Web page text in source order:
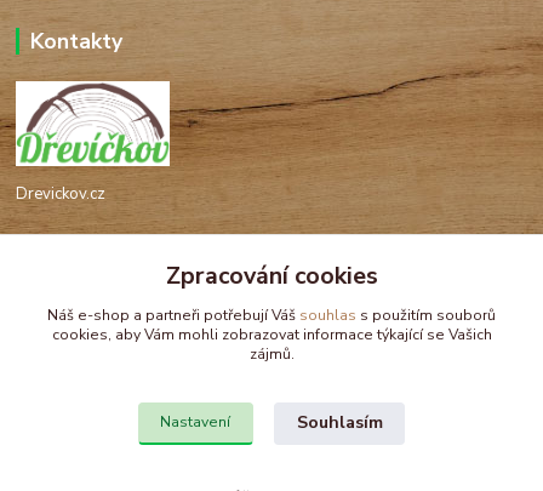
Kontakty
Drevickov.cz
+420 732 488 676
drevickov@drevickov.cz, info@drevickov.cz
Zpracování cookies
Náš e-shop a partneři potřebují Váš souhlas s použitím souborů
cookies, aby Vám mohli zobrazovat informace týkající se Vašich
zájmů.
Nastavení Souhlasím